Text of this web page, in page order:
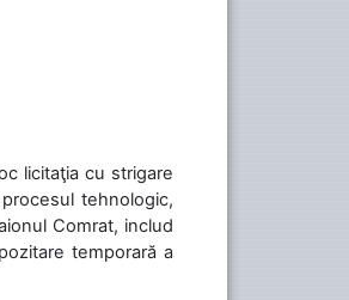
licitaţia cu strigare
tehnologic,
Comrat, includ
temporară a